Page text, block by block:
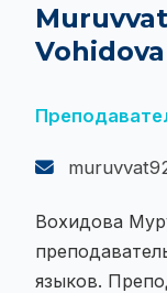
Vohidova
Вохидова
языков.